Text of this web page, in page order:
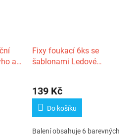
a
Fixy foukací 6ks se
šablonami Ledové
139 Kč
Do košíku
Balení obsahuje 6 barevných